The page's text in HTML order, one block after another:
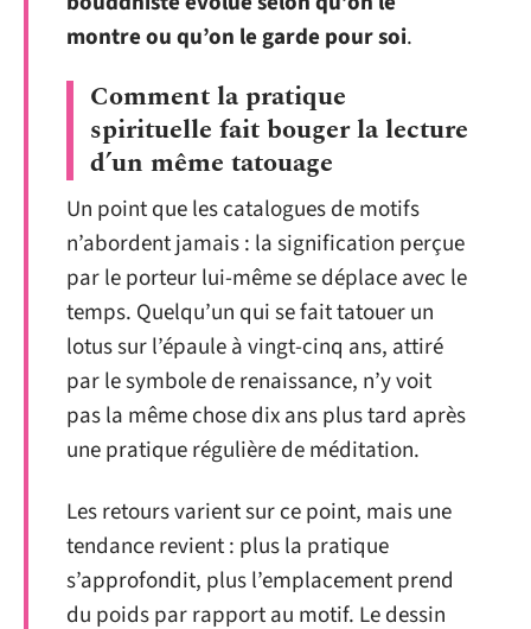
montre ou qu’on le garde pour soi.
Comment la pratique
spirituelle fait bouger la lecture
d’un même tatouage
Un point que les catalogues de motifs
n’abordent jamais : la signification perçue
par le porteur lui-même se déplace avec le
temps. Quelqu’un qui se fait tatouer un
lotus sur l’épaule à vingt-cinq ans, attiré
par le symbole de renaissance, n’y voit
pas la même chose dix ans plus tard après
une pratique régulière de méditation.
Les retours varient sur ce point, mais une
tendance revient : plus la pratique
s’approfondit, plus l’emplacement prend
du poids par rapport au motif. Le dessin